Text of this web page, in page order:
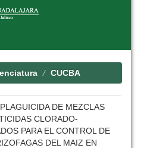
CUCBA
DE MEZCLAS
CLORADO-
PARA EL CONTROL DE
DEL MAIZ EN